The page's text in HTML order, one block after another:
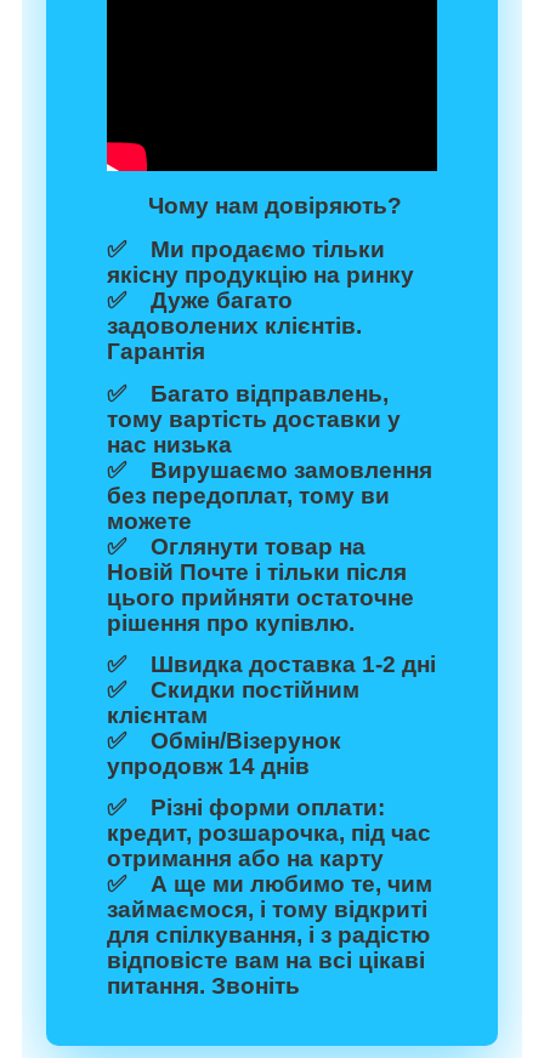
Чому нам довіряють?
✅ Ми продаємо тільки
якісну продукцію на ринку
✅ Дуже багато
задоволених клієнтів.
Гарантія
✅ Багато відправлень,
тому вартість доставки у
нас низька
✅ Вирушаємо замовлення
без передоплат, тому ви
можете
✅ Оглянути товар на
Новій Почте і тільки після
цього прийняти остаточне
рішення про купівлю.
✅ Швидка доставка 1-2 дні
✅ Скидки постійним
клієнтам
✅ Обмін/Візерунок
упродовж 14 днів
✅ Різні форми оплати:
кредит, розшарочка, під час
отримання або на карту
✅ А ще ми любимо те, чим
займаємося, і тому відкриті
для спілкування, і з радістю
відповісте вам на всі цікаві
питання. Звоніть